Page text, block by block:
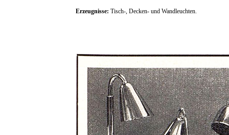
Erzeugnisse: Tisch-, Decken- und Wandleuchten.